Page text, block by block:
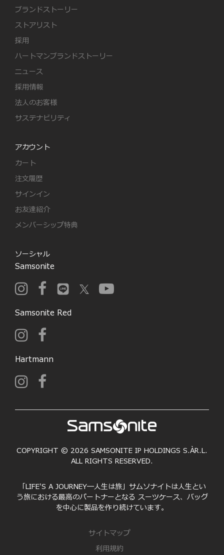
ブランドストーリー
ストアリスト
採用
ハートマンブランドストーリー
ニュース
採用情報
法人のお客様
サステナビリティ
アカウント
カート
注文履歴
サインイン
お友達紹介
メンバーシップ特典
ソーシャル
Samsonite
Samsonite Red
Hartmann
COPYRIGHT © 2026 SAMSONITE IP HOLDINGS S.ÀR.L.
ALL RIGHTS RESERVED.
「LIFE'S A JOURNEY―人生は旅」サムソナイトは人生とい
う旅における最高のパートナーとなる スーツケース、バッグ
を中心に製品を作り続けています。
サイトマップ
利用規約